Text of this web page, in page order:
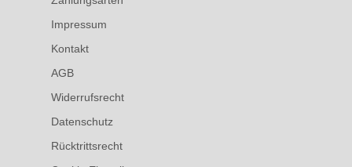
Impressum
Kontakt
AGB
Widerrufsrecht
Datenschutz
Rücktrittsrecht